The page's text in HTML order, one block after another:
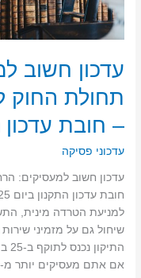
עדכון חשוב
תחולת החוק
– חובת עדכון
עדכוני פסיקה
עדכון חשוב למעסיקים:
שיחול גם על מזמיני
אם אתם מעסיקים יותר מ-25
חובת
עדכון
התקנון